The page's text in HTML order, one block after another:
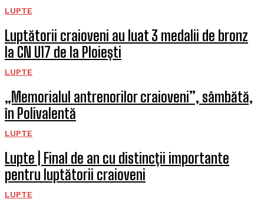
LUPTE
Luptătorii craioveni au luat 3 medalii de bronz
la CN U17 de la Ploiești
LUPTE
„Memorialul antrenorilor craioveni”, sâmbătă,
în Polivalentă
LUPTE
Lupte | Final de an cu distincții importante
pentru luptătorii craioveni
LUPTE